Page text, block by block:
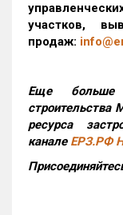
участков,
продаж:
Еще больше
строительства
ресурса
канале ЕРЗ.РФ